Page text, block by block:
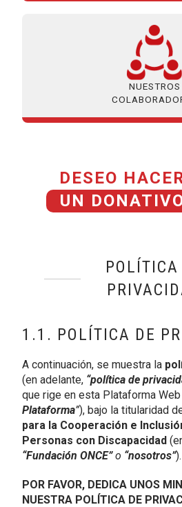
NUESTROS
DESEO
UN
POLÍTICA
1.1. POLÍTICA DE
A continuación, se muestra la
(en adelante, “política de
que rige en esta Plataforma
Plataforma”), bajo la titularidad
para la Cooperación e
Personas con Discapacidad
“Fundación ONCE”o “nosotros”).
POR FAVOR, DEDICA UNOS
NUESTRA POLÍTICA DE